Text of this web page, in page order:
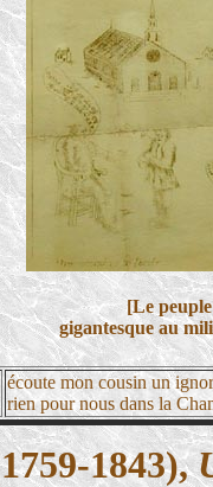
[Le
gigantesque au
écoute mon cousin un
rien pour nous dans la
1843),